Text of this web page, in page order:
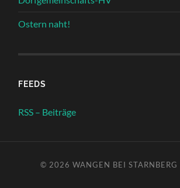
Ostern naht!
FEEDS
RSS – Beiträge
© 2026 WANGEN BEI STARNBERG